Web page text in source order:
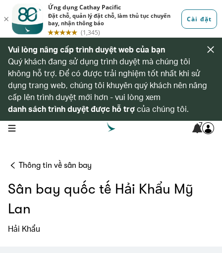
Vui lòng nâng cấp trình duyệt web của bạn
Quý khách đang sử dụng trình duyệt mà chúng tôi
không hỗ trợ. Để có được trải nghiệm tốt nhất khi sử
dụng trang web, chúng tôi khuyên quý khách nên nâng
cấp lên trình duyệt mới hơn - vui lòng xem
danh sách trình duyệt được hỗ trợcủa chúng tôi.
open navigation menu 7
Thông tin về sân bay
Sân bay quốc tế Hải Khẩu Mỹ
Lan
Hải Khẩu